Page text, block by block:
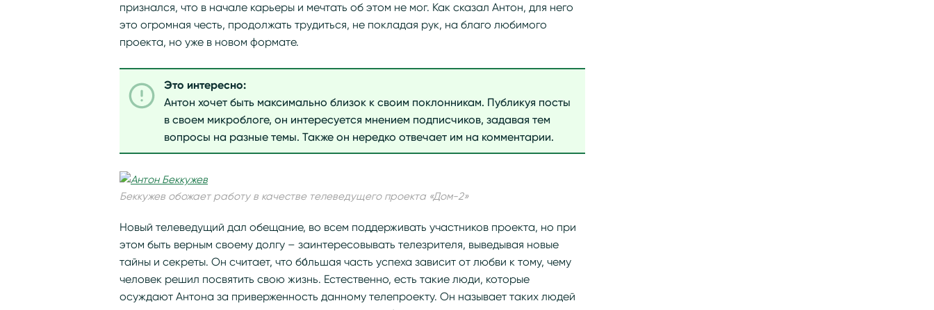
признался, что в начале карьеры и мечтать об этом не мог. Как сказал Антон, для него
это огромная честь, продолжать трудиться, не покладая рук, на благо любимого
проекта, но уже в новом формате.
Это интересно:
Антон хочет быть максимально близок к своим поклонникам. Публикуя посты
в своем микроблоге, он интересуется мнением подписчиков, задавая тем
вопросы на разные темы. Также он нередко отвечает им на комментарии.
Беккужев обожает работу в качестве телеведущего проекта «Дом-2»
Новый телеведущий дал обещание, во всем поддерживать участников проекта, но при
этом быть верным своему долгу – заинтересовывать телезрителя, выведывая новые
тайны и секреты. Он считает, что бо́льшая часть успеха зависит от любви к тому, чему
человек решил посвятить свою жизнь. Естественно, есть такие люди, которые
осуждают Антона за приверженность данному телепроекту. Он называет таких людей